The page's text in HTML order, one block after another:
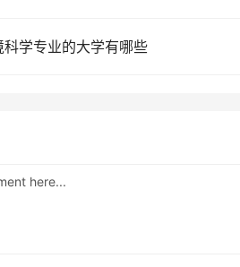
学专业的大学有哪些